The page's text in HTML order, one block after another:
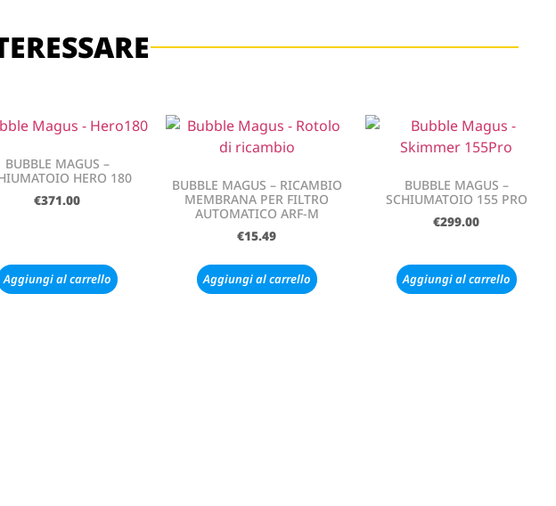
BUBBLE MAGUS –
HERO 180
€371.00
Aggiungi al carrello
BUBBLE MAGUS – RICAMBIO
MEMBRANA PER FILTRO
AUTOMATICO ARF-M
€15.49
Aggiungi al carrello
BUBBLE MAGUS –
SCHIUMATOIO 155 PRO
€299.00
Aggiungi al carrello